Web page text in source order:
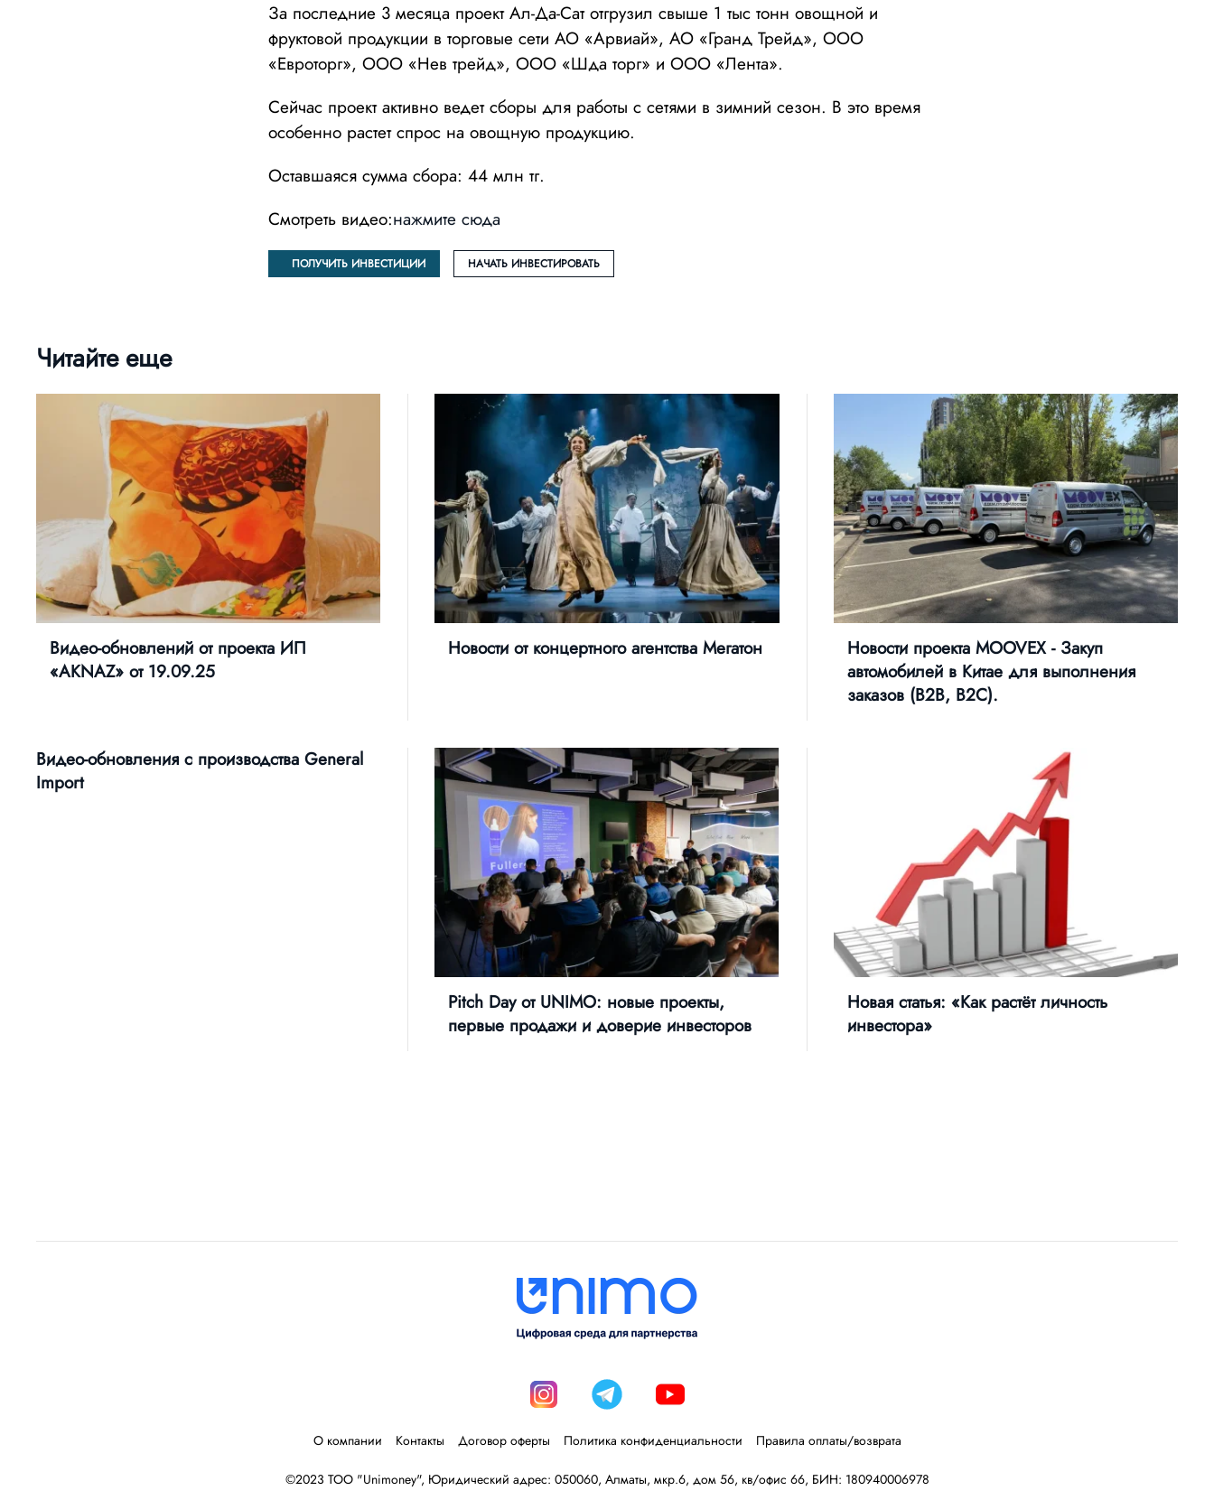
За последние 3 месяца проект Ал-Да-Сат отгрузил свыше 1 тыс тонн овощной и
фруктовой продукции в торговые сети АО «Арвиай», АО «Гранд Трейд», ООО
«Евроторг», ООО «Нев трейд», ООО «Шда торг» и ООО «Лента».
Сейчас проект активно ведет сборы для работы с сетями в зимний сезон. В это время
особенно растет спрос на овощную продукцию.
Оставшаяся сумма сбора: 44 млн тг.
Смотреть видео:нажмите сюда
ПОЛУЧИТЬ ИНВЕСТИЦИИ НАЧАТЬ ИНВЕСТИРОВАТЬ
Читайте еще
Видео-обновлений от проекта ИП
«AKNAZ» от 19.09.25
Новости от концертного агентства Мегатон
Новости проекта MOOVEX - Закуп
автомобилей в Китае для выполнения
заказов (B2B, B2C).
Видео-обновления с производства General
Import
Pitch Day от UNIMO: новые проекты,
первые продажи и доверие инвесторов
Новая статья: «Как растёт личность
инвестора»
О компании Контакты Договор оферты Политика конфиденциальности Правила оплаты/возврата
©2023 ТОО "Unimoney", Юридический адрес: 050060, Алматы, мкр.6, дом 56, кв/офис 66, БИН: 180940006978